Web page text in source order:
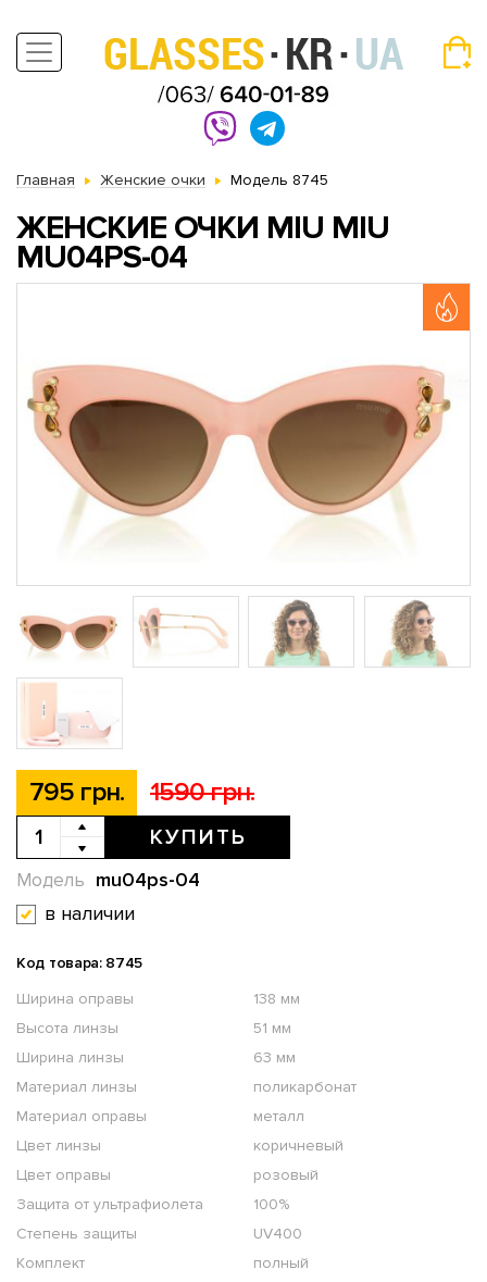
Главная Женские очки Модель 8745
ЖЕНСКИЕ ОЧКИ MIU MIU
MU04PS-04
795 грн. 1590 грн.
КУПИТЬ
mu04ps-04
Модель
в наличии
Код товара: 8745
Ширина оправы
138 мм
Высота линзы
51 мм
Ширина линзы
63 мм
Материал линзы
поликарбонат
Материал оправы
металл
Цвет линзы
коричневый
Цвет оправы
розовый
Защита от ультрафиолета
100%
Степень защиты
UV400
Комплект
полный